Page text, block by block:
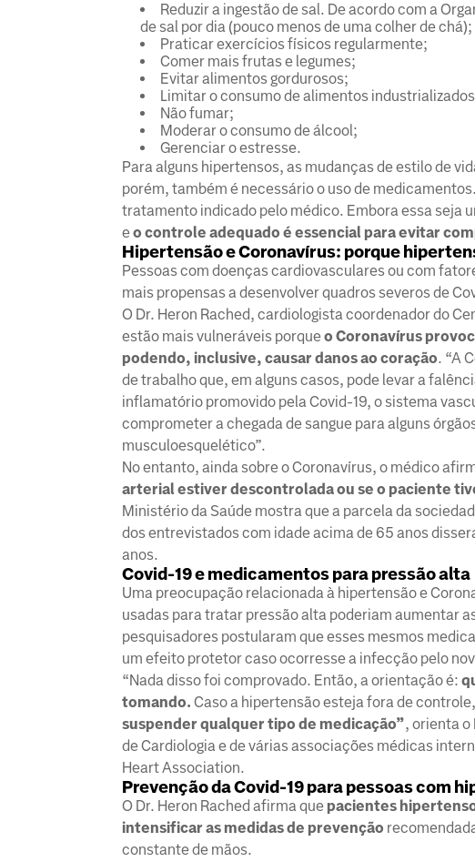
Reduzir a ingestão de sal. De acordo com a
de sal por dia (pouco menos de uma colher de chá);
Praticar exercícios físicos regularmente;
Comer mais frutas e legumes;
Evitar alimentos gordurosos;
Limitar o consumo de alimentos
Não fumar;
Moderar o consumo de álcool;
Gerenciar o estresse.
Para alguns hipertensos, as mudanças de estilo de
porém, também é necessário o uso de
tratamento indicado pelo médico. Embora essa seja
eo controle adequado é essencial para evitar
Hipertensão e Coronavírus: porque
Pessoas com doenças cardiovasculares ou com
mais propensas a desenvolver quadros severos de
O Dr. Heron Rached, cardiologista coordenador do
estão mais vulneráveis porqueo Coronavírus
podendo, inclusive, causar danos ao coração. “A
de trabalho que, em alguns casos, pode levar a
inflamatório promovido pela Covid-19, o sistema
comprometer a chegada de sangue para alguns
musculoesquelético”.
No entanto, ainda sobre o Coronavírus, o médico
arterial estiver descontrolada ou se o paciente
Ministério da Saúde mostra que a parcela da
dos entrevistados com idade acima de 65 anos
anos.
Covid-19 e medicamentos para pressão alta
Uma preocupação relacionada à hipertensão e
usadas para tratar pressão alta poderiam aumentar
pesquisadores postularam que esses mesmos
um efeito protetor caso ocorresse a infecção pelo
“Nada disso foi comprovado. Então, a orientação é:
tomando. Caso a hipertensão esteja fora de
suspender qualquer tipo de medicação”, orienta o
de Cardiologia e de várias associações médicas
Heart Association.
Prevenção da Covid-19 para pessoas com
O Dr. Heron Rached afirma que pacientes
intensificar as medidas de prevenção
constante de mãos.